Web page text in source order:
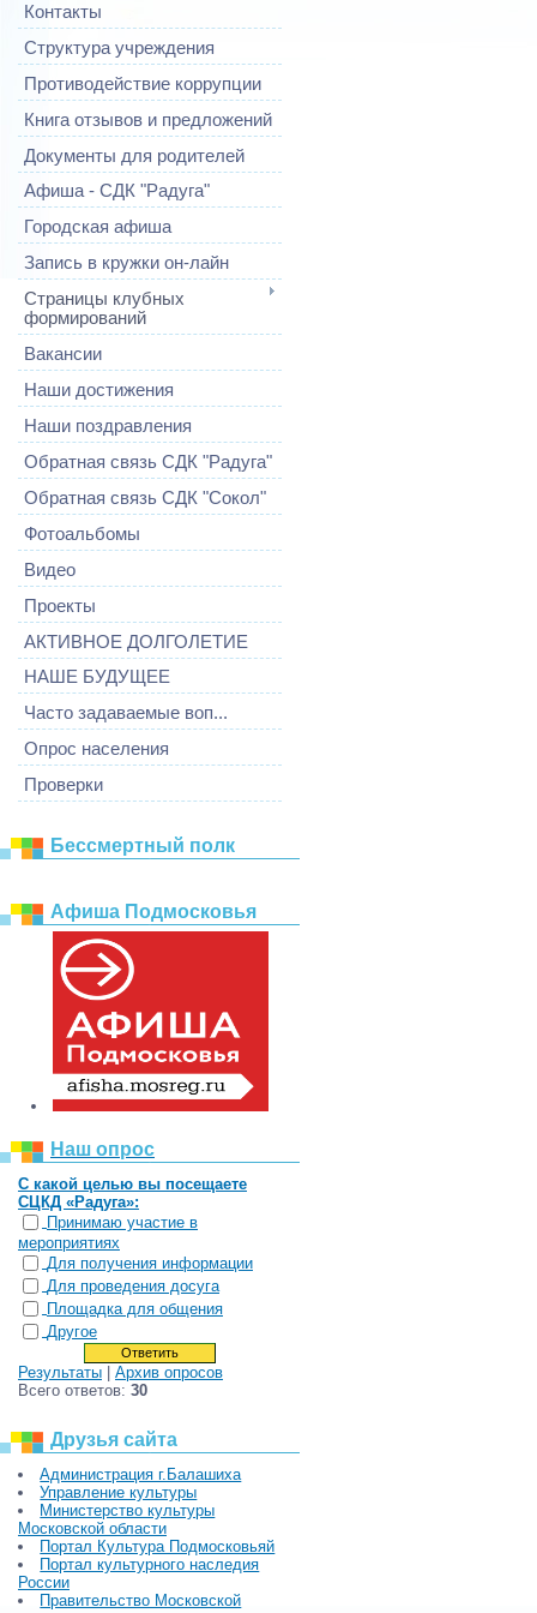
Контакты
Структура учреждения
Противодействие коррупции
Книга отзывов и предложений
Документы для родителей
Афиша - СДК "Радуга"
Городская афиша
Запись в кружки он-лайн
Страницы клубных
формирований
Вакансии
Наши достижения
Наши поздравления
Обратная связь СДК "Радуга"
Обратная связь СДК "Сокол"
Фотоальбомы
Видео
Проекты
АКТИВНОЕ ДОЛГОЛЕТИЕ
НАШЕ БУДУЩЕЕ
Часто задаваемые воп...
Опрос населения
Проверки
Бессмертный полк
Афиша Подмосковья
Наш опрос
С какой целью вы посещаете
СЦКД «Радуга»:
Принимаю участие в
мероприятиях
Для получения информации
Для проведения досуга
Площадка для общения
Другое
Результаты
Архив опросов
Всего ответов: 30
Друзья сайта
Администрация г.Балашиха
Управление культуры
Министерство культуры
Московской области
Портал Культура Подмосковьяй
Портал культурного наследия
России
Правительство Московской